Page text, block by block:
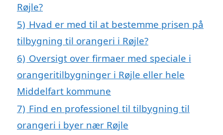
Røjle?
5) Hvad er med til at bestemme prisen på
tilbygning til orangeri i Røjle?
6) Oversigt over firmaer med speciale i
orangeritilbygninger i Røjle eller hele
Middelfart kommune
7) Find en professionel til tilbygning til
orangeri i byer nær Røjle